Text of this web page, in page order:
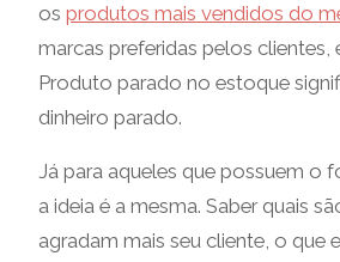
os produtos mais vendidos do
marcas preferidas pelos clientes,
Produto parado no estoque
dinheiro parado.
Já para aqueles que possuem o
a ideia é a mesma. Saber quais
agradam mais seu cliente, o que